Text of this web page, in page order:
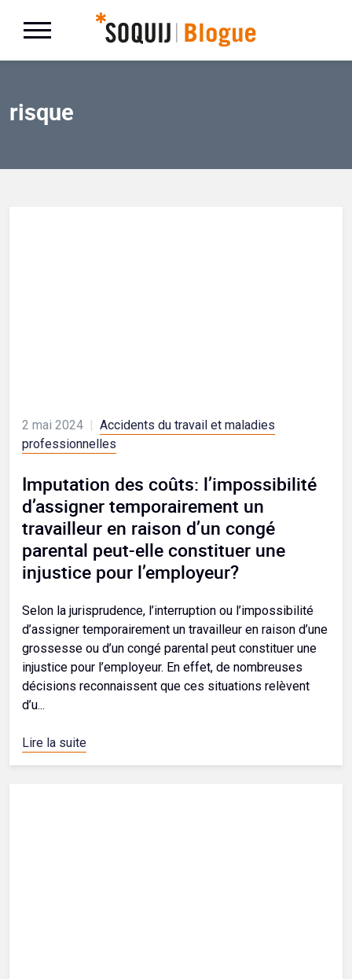
risque
2 mai 2024
Accidents du travail et maladies
professionnelles
Imputation des coûts: l’impossibilité
d’assigner temporairement un
travailleur en raison d’un congé
parental peut-elle constituer une
injustice pour l’employeur?
Selon la jurisprudence, l’interruption ou l’impossibilité
d’assigner temporairement un travailleur en raison d’une
grossesse ou d’un congé parental peut constituer une
injustice pour l’employeur. En effet, de nombreuses
décisions reconnaissent que ces situations relèvent
d’u...
Lire la suite